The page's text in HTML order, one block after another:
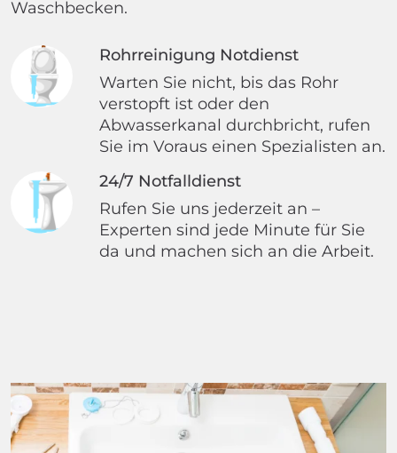
Waschbecken.
Rohrreinigung Notdienst
Warten Sie nicht, bis das Rohr
verstopft ist oder den
Abwasserkanal durchbricht, rufen
Sie im Voraus einen Spezialisten an.
24/7 Notfalldienst
Rufen Sie uns jederzeit an –
Experten sind jede Minute für Sie
da und machen sich an die Arbeit.